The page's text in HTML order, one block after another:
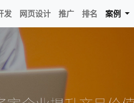
发 网页设计 推广 排名 案例